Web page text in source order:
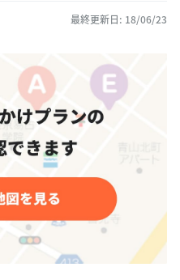
最終更新日: 18/06/23